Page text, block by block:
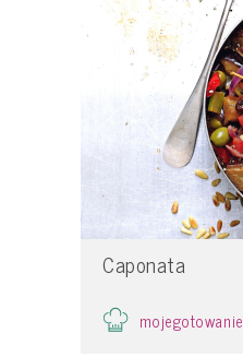
Caponata
mojegotowanie